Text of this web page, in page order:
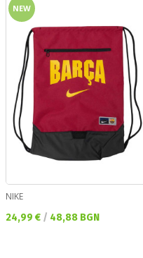
NEW
NIKE
Текуща цена:
24,99 € / 48,88 BGN